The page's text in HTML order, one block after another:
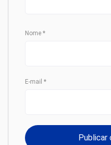
Nome *
E-mail *